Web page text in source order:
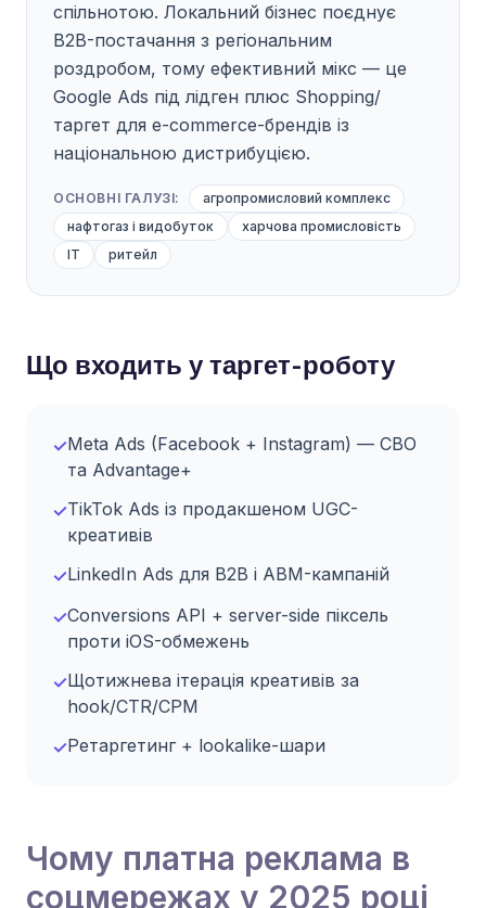
спільнотою. Локальний бізнес поєднує
B2B-постачання з регіональним
роздробом, тому ефективний мікс — це
Google Ads під лідген плюс Shopping/
таргет для e-commerce-брендів із
національною дистрибуцією.
ОСНОВНІ ГАЛУЗІ:
агропромисловий комплекс
нафтогаз і видобуток
харчова промисловість
IT
ритейл
Що входить у таргет-роботу
✓Meta Ads (Facebook + Instagram) — CBO
та Advantage+
✓TikTok Ads із продакшеном UGC-
креативів
✓LinkedIn Ads для B2B і ABM-кампаній
✓Conversions API + server-side піксель
проти iOS-обмежень
✓Щотижнева ітерація креативів за
hook/CTR/CPM
✓Ретаргетинг + lookalike-шари
Чому платна реклама в
соцмережах у 2025 році